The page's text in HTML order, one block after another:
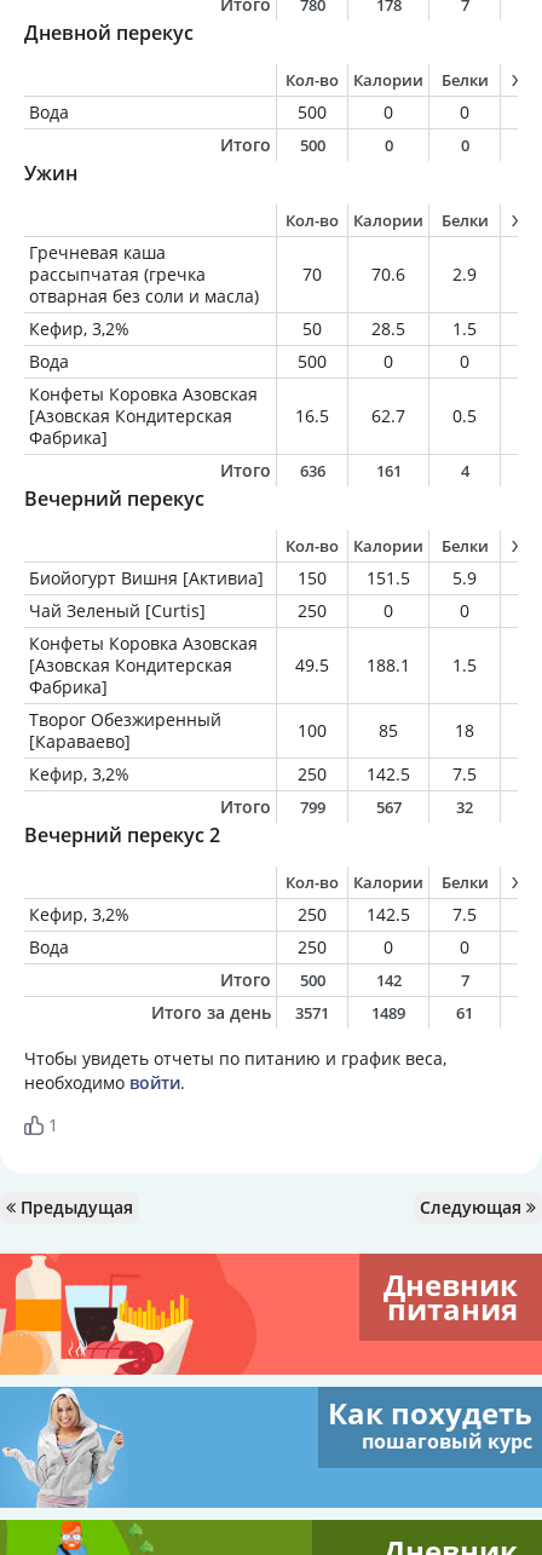
780 178 7
Дневной перекус
Кол-во Калории Белки
Вода 500 0 0
Итого
500 0 0
Ужин
Кол-во Калории Белки
Гречневая каша
рассыпчатая (гречка
отварная без соли и масла)
70 70.6 2.9
Кефир, 3,2% 50 28.5 1.5
Вода
500 0 0
Конфеты Коровка Азовская
[Азовская Кондитерская
Фабрика]
16.5 62.7 0.5
Итого 636 161 4
Вечерний перекус
Кол-во Калории Белки
Биойогурт Вишня [Активиа] 150 151.5 5.9
Чай Зеленый [Curtis]
250 0 0
Конфеты Коровка Азовская
[Азовская Кондитерская
Фабрика]
49.5 188.1 1.5
Творог Обезжиренный
[Караваево]
100 85 18
Кефир, 3,2%
250 142.5 7.5
Итого
799 567 32
Вечерний перекус 2
Кол-во Калории Белки
Кефир, 3,2% 250 142.5 7.5
Вода
250 0 0
Итого
500 142 7
Итого за день 3571 1489 61
Чтобы увидеть отчеты по питанию и график веса,
необходимо войти.
1
Предыдущая Следующая
Дневник
питания
Как похудеть
пошаговый курс